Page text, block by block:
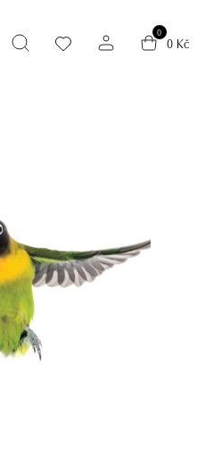
0
0 Kč